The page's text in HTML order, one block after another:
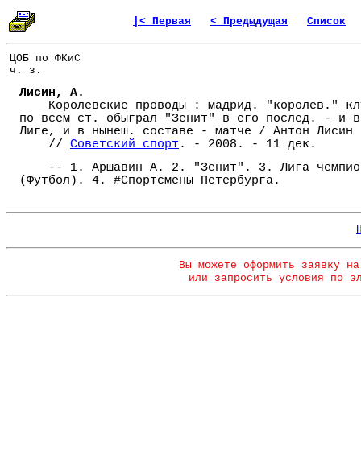
|< Первая < Предыдущая Список
ЦОБ по ФКиС
ч. з.
Лисин, А.
Королевские проводы : мадрид. "королев."
по всем ст. обыграл "Зенит" в его послед. - и в
Лиге, и в нынеш. составе - матче / Антон Лисин
// Советский спорт . - 2008. - 11 дек.
-- 1. Аршавин А. 2. "Зенит". 3. Лига
(Футбол). 4. #Спортсмены Петербурга.
Вы можете оформить заявку
или запросить условия по